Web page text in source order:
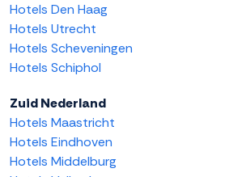
Hotels Den Haag
Hotels Utrecht
Hotels Scheveningen
Hotels Schiphol
Zuid Nederland
Hotels Maastricht
Hotels Eindhoven
Hotels Middelburg